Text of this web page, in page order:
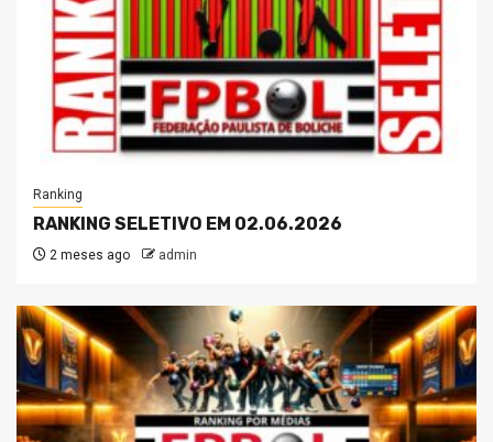
Ranking
RANKING SELETIVO EM 02.06.2026
2 meses ago admin